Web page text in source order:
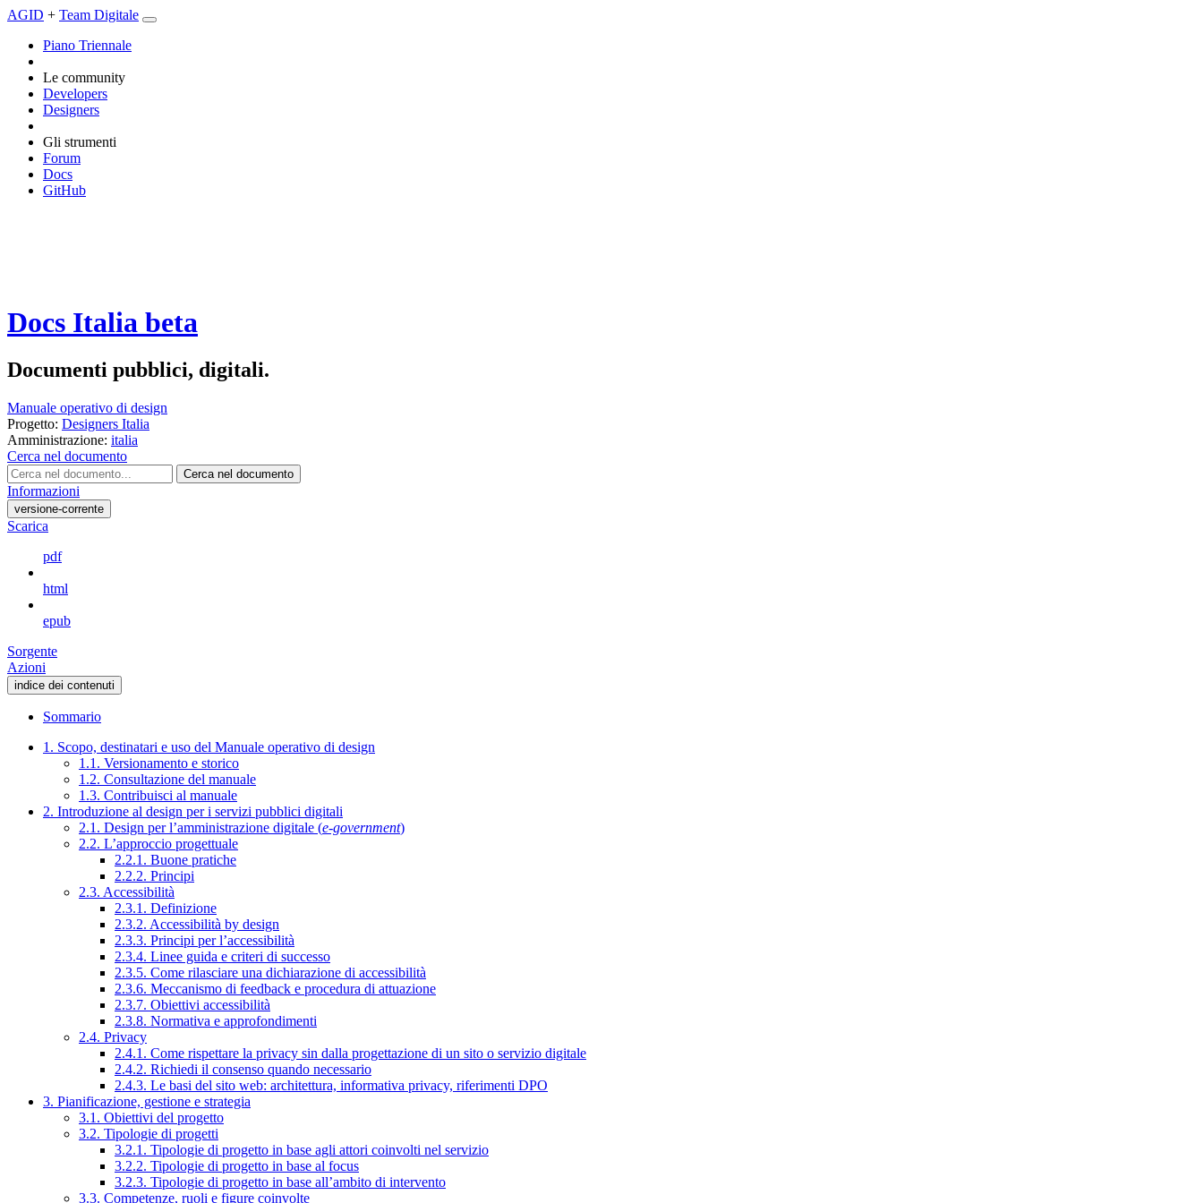
AGID + Team Digitale
Piano Triennale
Le community
Developers
Designers
Gli strumenti
Forum
Docs
GitHub
Docs Italia beta
Documenti pubblici, digitali.
Manuale operativo di design
Progetto: Designers Italia
Amministrazione: italia
Cerca nel documento
Cerca nel documento
Informazioni
versione-corrente
Scarica
pdf
html
epub
Sorgente
Azioni
indice dei contenuti
Sommario
1. Scopo, destinatari e uso del Manuale operativo di design
1.1. Versionamento e storico
1.2. Consultazione del manuale
1.3. Contribuisci al manuale
2. Introduzione al design per i servizi pubblici digitali
2.1. Design per l’amministrazione digitale (e-government)
2.2. L’approccio progettuale
2.2.1. Buone pratiche
2.2.2. Principi
2.3. Accessibilità
2.3.1. Definizione
2.3.2. Accessibilità by design
2.3.3. Principi per l’accessibilità
2.3.4. Linee guida e criteri di successo
2.3.5. Come rilasciare una dichiarazione di accessibilità
2.3.6. Meccanismo di feedback e procedura di attuazione
2.3.7. Obiettivi accessibilità
2.3.8. Normativa e approfondimenti
2.4. Privacy
2.4.1. Come rispettare la privacy sin dalla progettazione di un sito o servizio digitale
2.4.2. Richiedi il consenso quando necessario
2.4.3. Le basi del sito web: architettura, informativa privacy, riferimenti DPO
3. Pianificazione, gestione e strategia
3.1. Obiettivi del progetto
3.2. Tipologie di progetti
3.2.1. Tipologie di progetto in base agli attori coinvolti nel servizio
3.2.2. Tipologie di progetto in base al focus
3.2.3. Tipologie di progetto in base all’ambito di intervento
3.3. Competenze, ruoli e figure coinvolte